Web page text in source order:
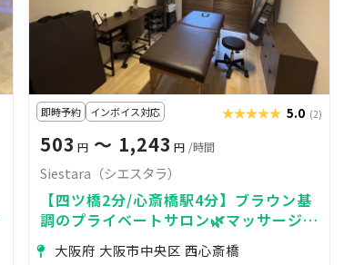
即時予約 インボイス対応 ★★★★★
★★★★★5.0 (2)
503 円〜 1,243 円 /時間
Siestara（シエスタラ）
【四ツ橋2分/心斎橋駅4分】ブラウン基
調のプライベートサロン🌿マッサージ・
エステ/ネイル/撮影/リモートワーク等
もOK
大阪府 大阪市中央区 西心斎橋